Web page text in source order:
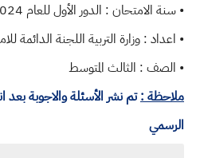
• سنة الامتحان : الدور الأول للعام 2024
• اعداد : وزارة التربية اللجنة الدائمة
• الصف : الثالث المتوسط
ملاحظة :تم نشر الأسئلة والاجوبة بعد
الرسمي